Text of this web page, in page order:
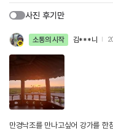
사진 후기만
소통의 시작 김***니
만경낙조를 만나고싶어 강가를